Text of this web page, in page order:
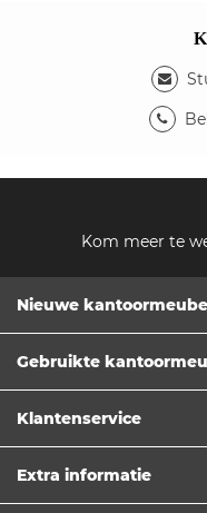
Kom meer te
Nieuwe
Gebruikte
Klantenservice
Extra informatie